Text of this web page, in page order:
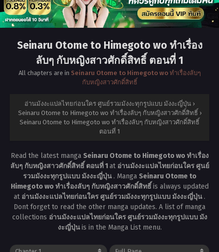
Seinaru Otome to Himegoto wo ทำเรื่อง
ลับๆ กับหญิงสาวศักดิ์สิทธิ์ ตอนที่ 1
All chapters are in Seinaru Otome to Himegoto wo ทำเรื่องลับๆ
กับหญิงสาวศักดิ์สิทธิ์
อ่านมังงะแปลไทยก่อนใคร ศูนย์รวมมังงะทุกรูปแบบ มังงะญี่ปุ่น ›
Seinaru Otome to Himegoto wo ทำเรื่องลับๆ กับหญิงสาวศักดิ์สิทธิ์ ›
Seinaru Otome to Himegoto wo ทำเรื่องลับๆ กับหญิงสาวศักดิ์สิทธิ์
ตอนที่ 1
Read the latest manga Seinaru Otome to Himegoto wo ทำเรื่อง
ลับๆ กับหญิงสาวศักดิ์สิทธิ์ ตอนที่ 1at อ่านมังงะแปลไทยก่อนใคร ศูนย์
รวมมังงะทุกรูปแบบ มังงะญี่ปุ่น . Manga Seinaru Otome to
Himegoto wo ทำเรื่องลับๆ กับหญิงสาวศักดิ์สิทธิ์is always updated
at อ่านมังงะแปลไทยก่อนใคร ศูนย์รวมมังงะทุกรูปแบบ มังงะญี่ปุ่น .
Dont forget to read the other manga updates. A list of manga
collections อ่านมังงะแปลไทยก่อนใคร ศูนย์รวมมังงะทุกรูปแบบ มัง
งะญี่ปุ่นis in the Manga List menu.